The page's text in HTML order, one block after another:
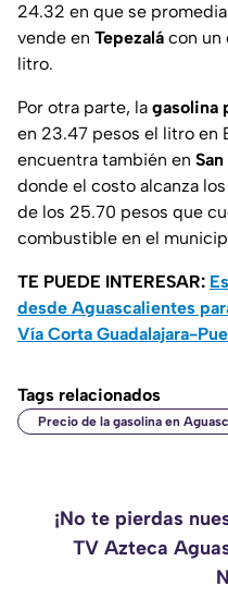
24.32 en que se
vende en Tepezalá con un
litro.
Por otra parte, la gasolina
en 23.47 pesos el litro en
encuentra también en
donde el costo alcanza los
de los 25.70 pesos que
combustible en el
TE PUEDE INTERESAR:
desde Aguascalientes
Vía Corta Guadalajara-
Tags relacionados
Precio de la gasolina en
¡No te pierdas
TV Azteca